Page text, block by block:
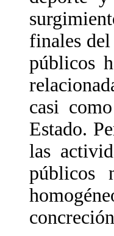
finales
públicos
casi
Estado.
las
públicos